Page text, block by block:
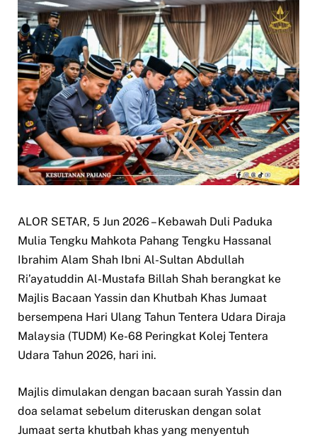
ALOR SETAR, 5 Jun 2026 – Kebawah Duli Paduka
Mulia Tengku Mahkota Pahang Tengku Hassanal
Ibrahim Alam Shah Ibni Al-Sultan Abdullah
Ri’ayatuddin Al-Mustafa Billah Shah berangkat ke
Majlis Bacaan Yassin dan Khutbah Khas Jumaat
bersempena Hari Ulang Tahun Tentera Udara Diraja
Malaysia (TUDM) Ke-68 Peringkat Kolej Tentera
Udara Tahun 2026, hari ini.
Majlis dimulakan dengan bacaan surah Yassin dan
doa selamat sebelum diteruskan dengan solat
Jumaat serta khutbah khas yang menyentuh